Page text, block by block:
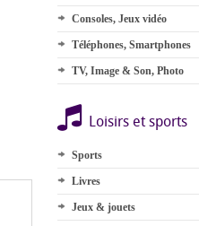
Consoles, Jeux vidéo
Téléphones, Smartphones
TV, Image & Son, Photo
Loisirs et sports
Sports
Livres
Jeux & jouets